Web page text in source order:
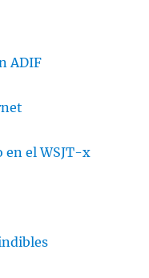
ADIF
en el WSJT-x